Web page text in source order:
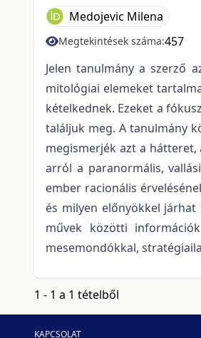
Medojevic Milena
Megtekintések száma:457
Jelen tanulmány a szerző
mitológiai elemeket
kételkednek. Ezeket a
találjuk meg. A tanulmány
megismerjék azt a
arról a paranormális,
ember racionális
és milyen előnyökkel
művek közötti
mesemondókkal,
1 - 1 a 1 tételből
KAPCSOLAT